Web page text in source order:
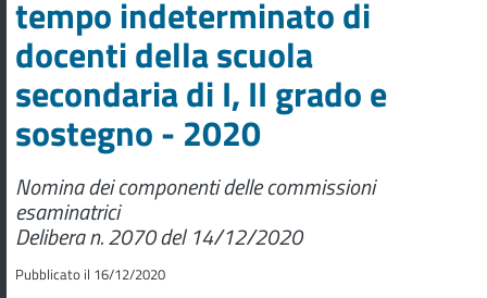
tempo indeterminato di
docenti della scuola
secondaria di I, II grado e
sostegno - 2020
Nomina dei componenti delle commissioni
esaminatrici
Delibera n. 2070 del 14/12/2020
Pubblicato il 16/12/2020